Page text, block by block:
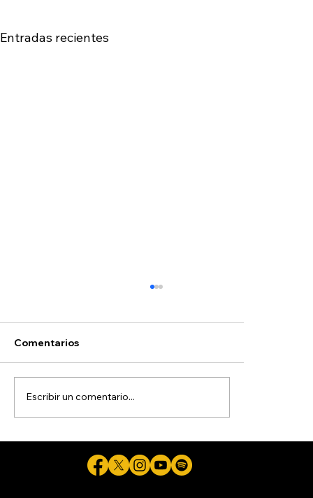
Entradas recientes
acusado de ocultar evidencias de
Comentarios
Escribir un comentario...